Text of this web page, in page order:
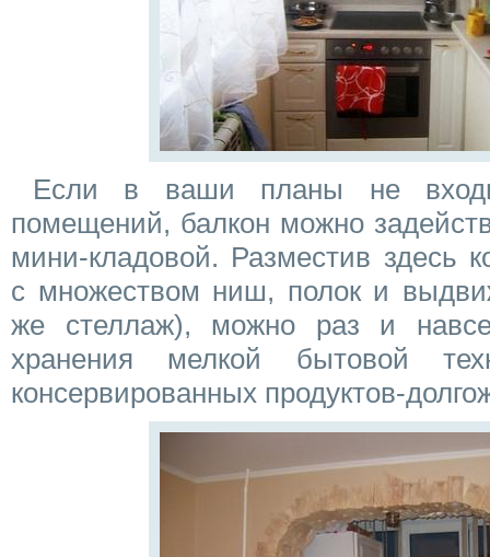
Если в ваши планы не
помещений, балкон можно
мини-кладовой. Разместив здесь
с множеством ниш, полок и
же стеллаж), можно раз и
хранения мелкой бытовой
консервированных продуктов-